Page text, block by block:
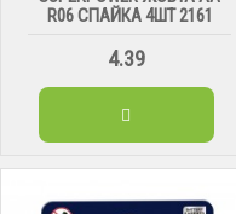
R06 СПАЙКА 4ШТ 2161
4.39